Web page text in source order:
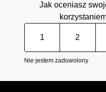
Jak oceniasz
1 2
Nie jestem zadowolony